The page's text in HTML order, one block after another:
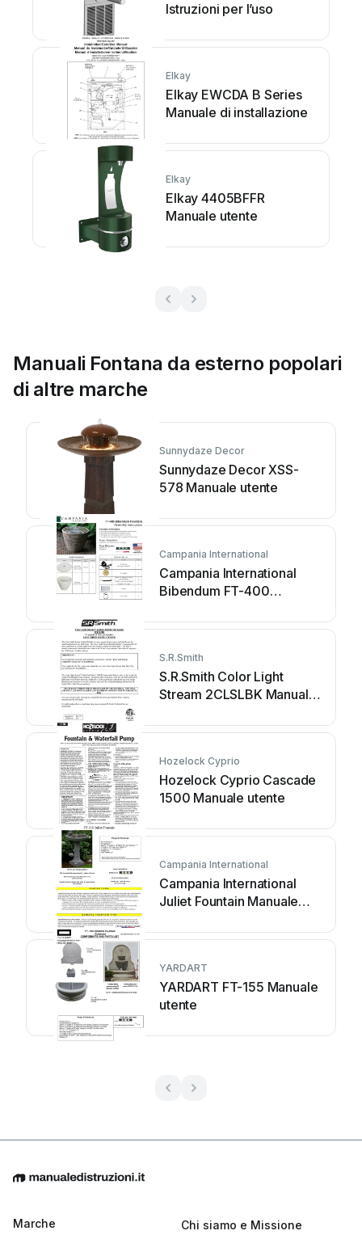
Istruzioni per l’uso
Elkay
Elkay EWCDA B Series
Manuale di installazione
Elkay
Elkay 4405BFFR
Manuale utente
Manuali Fontana da esterno popolari
di altre marche
Sunnydaze Decor
Sunnydaze Decor XSS-
578 Manuale utente
Campania International
Campania International
Bibendum FT-400
S.R.Smith
S.R.Smith Color Light
Stream 2CLSLBK Manuale
Hozelock Cyprio
Hozelock Cyprio Cascade
1500 Manuale utente
Campania International
Campania International
Juliet Fountain Manuale
YARDART
YARDART FT-155 Manuale
utente
Marche Chi siamo e Missione